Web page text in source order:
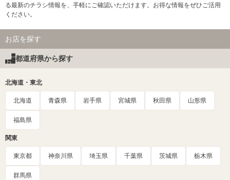
る最新のチラシ情報を、手軽にご確認いただけます。お得な情報をぜひご活用
ください。
お店を探す
都道府県から探す
北海道・東北
北海道 青森県 岩手県 宮城県 秋田県 山形県
福島県
関東
東京都 神奈川県 埼玉県 千葉県 茨城県 栃木県
群馬県